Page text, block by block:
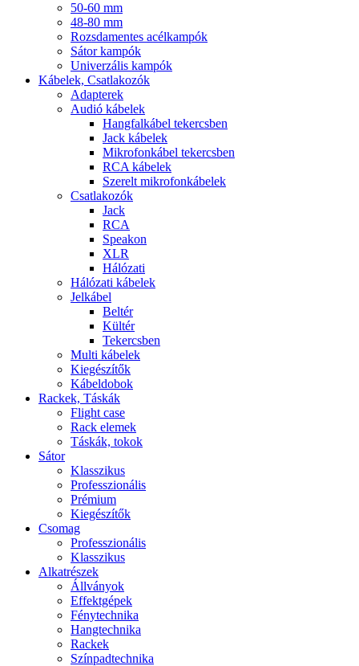
50-60 mm
48-80 mm
Rozsdamentes acélkampók
Sátor kampók
Univerzális kampók
Kábelek, Csatlakozók
Adapterek
Audió kábelek
Hangfalkábel tekercsben
Jack kábelek
Mikrofonkábel tekercsben
RCA kábelek
Szerelt mikrofonkábelek
Csatlakozók
Jack
RCA
Speakon
XLR
Hálózati
Hálózati kábelek
Jelkábel
Beltér
Kültér
Tekercsben
Multi kábelek
Kiegészítők
Kábeldobok
Rackek, Táskák
Flight case
Rack elemek
Táskák, tokok
Sátor
Klasszikus
Professzionális
Prémium
Kiegészítők
Csomag
Professzionális
Klasszikus
Alkatrészek
Állványok
Effektgépek
Fénytechnika
Hangtechnika
Rackek
Színpadtechnika